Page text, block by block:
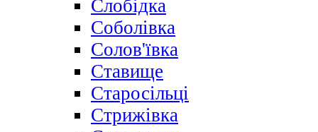
Слобідка
Соболівка
Солов'ївка
Ставище
Старосільці
Стрижівка